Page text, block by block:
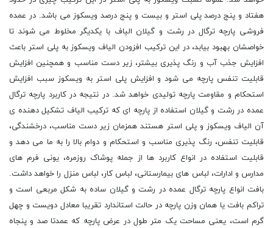
هفتاد و پنج درصد پلی استر و بیست و پنج درصد ویسکوز می باشد. در عمده
فروشی پارچه ترگال در رشت و گیلان الیاف با یکدیگر مخلوط می شوند تا
خواصشان بهبود بیابد، در این ترکیب افزودن الیاف ویسکوز به پلی استر باعث
افزایش جذب آب و رنگ پذیری بیشتر، زیر دست مناسب و همچنین افزایش
قابلیت تنفس پارچه می شود و افزایش پلی استر به ویسکوز سبب افزایش
استحکام و مقاومت پارچه تولیدی خواهد شد. در نتیجه در کاربرد پارچه ترگال
عمده در رشت و گیلان استفاده از پارچه ای که ترکیب الیاف تشکیل دهنده ی
آن الیاف ویسکوز و پلی استر هستند همزمان زیر دست مناسب، درخشندگی،
قابلیت تنفس، رنگ پذیری مناسب و استحکام و دوام بالا را به ما می دهد و
قابلیت استفاده در انواع کاربرد ها از جمله پوشاک روزمره، یونی فرم های
مدارس و ادارات، لباس های بیمارستانی، لباس کار، لباس منزل را خواهد داشت.
بافت انواع پارچه ترگال عمده در رشت و گیلان ساده به شکل مربعی است و
تراکم بافت یا همان وزن پارچه در حالت استاندارد تقریبا معادل دویست و چهل
گرم است، یعنی مساحت یک متر طول در عرض پارچه که عمدتا صد و پنجاه